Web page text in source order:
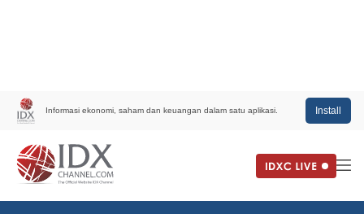
Informasi ekonomi, saham dan keuangan dalam satu aplikasi. Install